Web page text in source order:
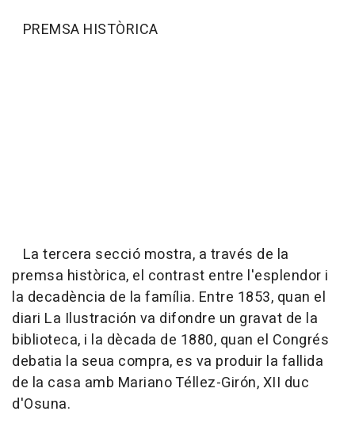
PREMSA HISTÒRICA
La tercera secció mostra, a través de la
premsa històrica, el contrast entre l'esplendor i
la decadència de la família. Entre 1853, quan el
diari La Ilustración va difondre un gravat de la
biblioteca, i la dècada de 1880, quan el Congrés
debatia la seua compra, es va produir la fallida
de la casa amb Mariano Téllez-Girón, XII duc
d'Osuna.